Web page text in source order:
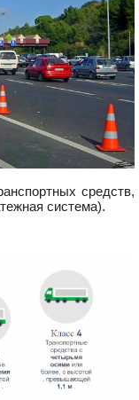
средств,
система).